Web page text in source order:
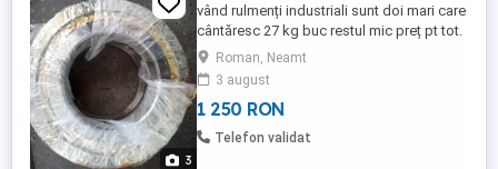
3
vând rulmenți industriali sunt doi mari care
cântăresc 27 kg buc restul mic preț pt tot.
Roman, Neamt
3 august
1 250 RON
Telefon validat